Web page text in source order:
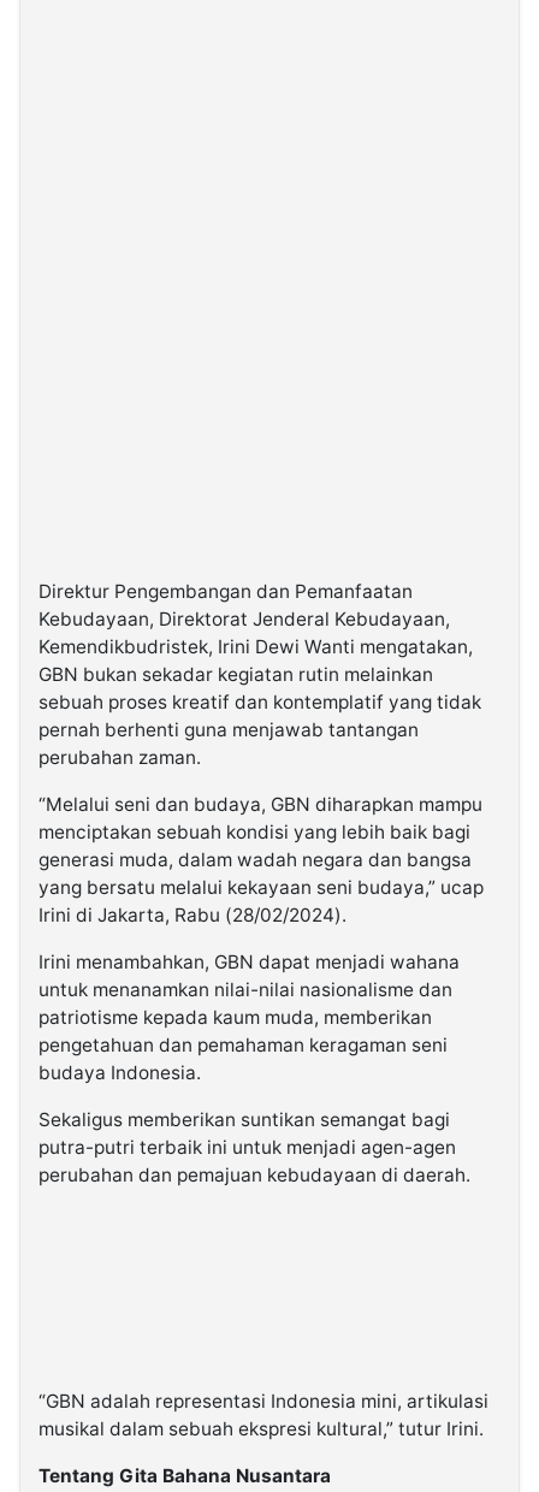
Direktur Pengembangan dan Pemanfaatan
Kebudayaan, Direktorat Jenderal Kebudayaan,
Kemendikbudristek, Irini Dewi Wanti mengatakan,
GBN bukan sekadar kegiatan rutin melainkan
sebuah proses kreatif dan kontemplatif yang tidak
pernah berhenti guna menjawab tantangan
perubahan zaman.
“Melalui seni dan budaya, GBN diharapkan mampu
menciptakan sebuah kondisi yang lebih baik bagi
generasi muda, dalam wadah negara dan bangsa
yang bersatu melalui kekayaan seni budaya,” ucap
Irini di Jakarta, Rabu (28/02/2024).
Irini menambahkan, GBN dapat menjadi wahana
untuk menanamkan nilai-nilai nasionalisme dan
patriotisme kepada kaum muda, memberikan
pengetahuan dan pemahaman keragaman seni
budaya Indonesia.
Sekaligus memberikan suntikan semangat bagi
putra-putri terbaik ini untuk menjadi agen-agen
perubahan dan pemajuan kebudayaan di daerah.
“GBN adalah representasi Indonesia mini, artikulasi
musikal dalam sebuah ekspresi kultural,” tutur Irini.
Tentang Gita Bahana Nusantara